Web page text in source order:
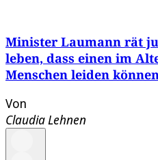
Minister Laumann rät
leben, dass einen im
Menschen leiden
Von
Claudia Lehnen